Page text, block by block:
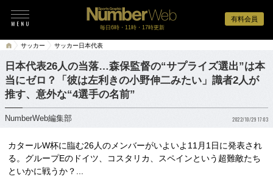
有料会員
毎日6時・11時・17時更新
サッカー サッカー日本代表
日本代表26人の当落…森保監督の“サプライズ選出”は本
当にゼロ？「彼は左利きの小野伸二みたい」識者2人が
推す、意外な“4選手の名前”
NumberWeb編集部 2022/10/29 17:03
カタールW杯に臨む26人のメンバーがいよいよ11月1日に発表され
る。グループEのドイツ、コスタリカ、スペインという超難敵たち
といかに戦うか？...